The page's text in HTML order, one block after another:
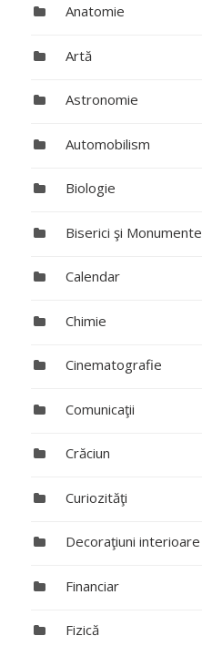
Anatomie
Artă
Astronomie
Automobilism
Biologie
Biserici şi Monumente
Calendar
Chimie
Cinematografie
Comunicaţii
Crăciun
Curiozităţi
Decoraţiuni interioare
Financiar
Fizică